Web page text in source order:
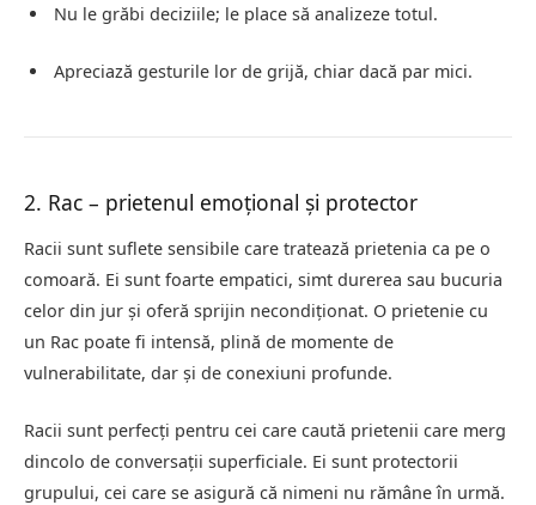
Nu le grăbi deciziile; le place să analizeze totul.
Apreciază gesturile lor de grijă, chiar dacă par mici.
2. Rac – prietenul emoțional și protector
Racii sunt suflete sensibile care tratează prietenia ca pe o
comoară. Ei sunt foarte empatici, simt durerea sau bucuria
celor din jur și oferă sprijin necondiționat. O prietenie cu
un Rac poate fi intensă, plină de momente de
vulnerabilitate, dar și de conexiuni profunde.
Racii sunt perfecți pentru cei care caută prietenii care merg
dincolo de conversații superficiale. Ei sunt protectorii
grupului, cei care se asigură că nimeni nu rămâne în urmă.